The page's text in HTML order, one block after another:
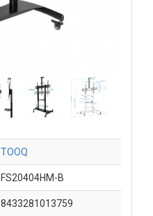
TOOQ
FS20404HM-B
8433281013759